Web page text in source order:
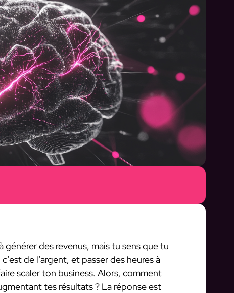
des revenus, mais tu sens que tu
de l’argent, et passer des heures à
scaler ton business. Alors, comment
tes résultats ? La réponse est